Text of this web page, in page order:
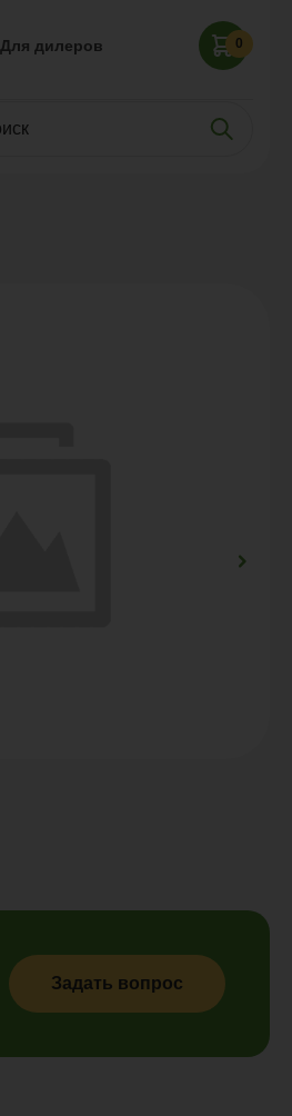
Для дилеров 0
Задать вопрос